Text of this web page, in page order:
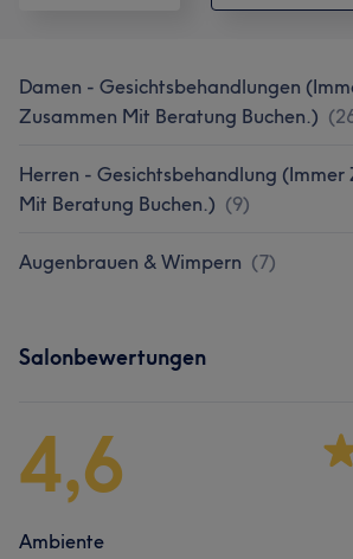
Damen - Gesichtsbehandlungen
Zusammen Mit Beratung Buchen.) (
Herren - Gesichtsbehandlung (Immer
Mit Beratung Buchen.) (9)
Augenbrauen & Wimpern (7)
Salonbewertungen
4,6
Ambiente